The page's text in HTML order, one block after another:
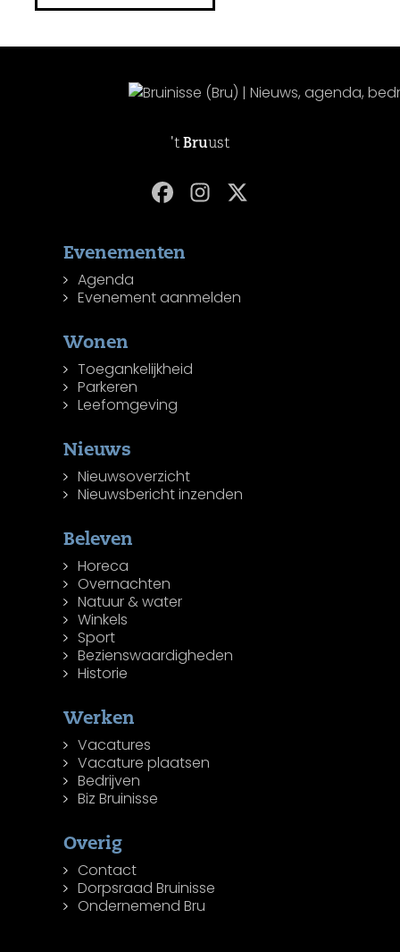
't Bruust
Evenementen
Agenda
Evenement aanmelden
Wonen
Toegankelijkheid
Parkeren
Leefomgeving
Nieuws
Nieuwsoverzicht
Nieuwsbericht inzenden
Beleven
Horeca
Overnachten
Natuur & water
Winkels
Sport
Bezienswaardigheden
Historie
Werken
Vacatures
Vacature plaatsen
Bedrijven
Biz Bruinisse
Overig
Contact
Dorpsraad Bruinisse
Ondernemend Bru